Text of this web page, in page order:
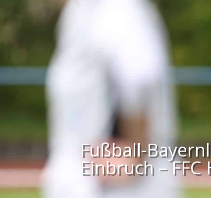
Fußball-
Einbruch –